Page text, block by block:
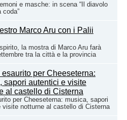
e masche: in scena “Il diavolo
coda”
la mostra di Marco Aru farà
tra la città e la provincia
per Cheeseterna: musica, sapori
visite notturne al castello di Cisterna